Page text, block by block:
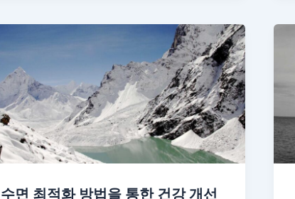
수면 최적화 방법을 통한 건강 개선